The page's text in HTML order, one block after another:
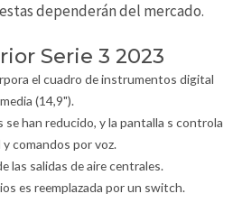
dependerán del mercado.
Serie 3 2023
el cuadro de instrumentos digital
(14,9").
se han reducido, y la pantalla s controla
comandos por voz.
las salidas de aire centrales.
es reemplazada por un switch.